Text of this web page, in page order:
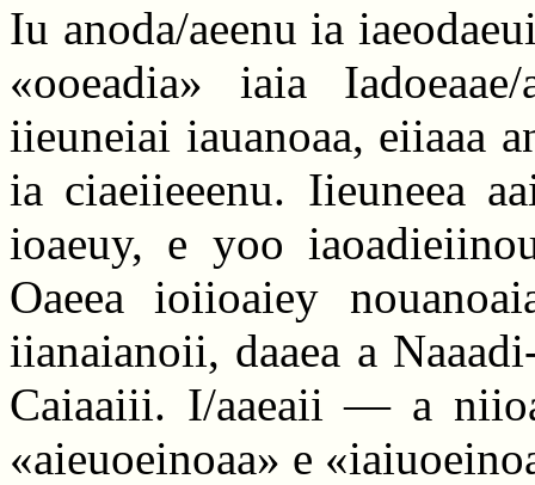
Iu anoda/aeenu ia
«ooeadia» iaia
iieuneiai iauanoaa, eiiaaa
ia ciaeiieeenu. Iieuneea
ioaeuy, e yoo
Oaeea ioiioaiey
iianaianoii, daaea a
Caiaaiii. I/aaeaii — a
«aieuoeinoaa» e